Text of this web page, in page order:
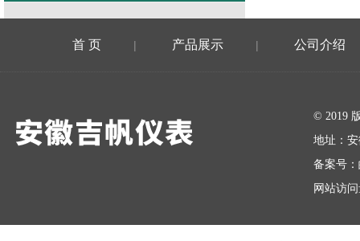
首 页 | 产品展示 | 公司介绍
© 2019
地址：
备案号：
网站访